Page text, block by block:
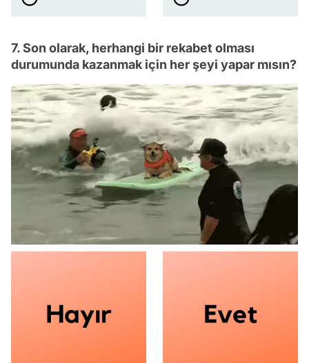
7. Son olarak, herhangi bir rekabet olması
durumunda kazanmak için her şeyi yapar mısın?